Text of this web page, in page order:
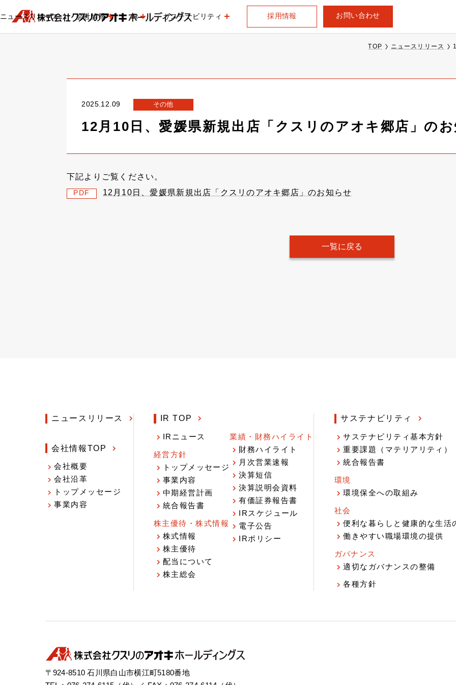
ニュースリリース 会社情報 IR サステナビリティ 採用情報 お問い合わせ
TOP ニュースリリース
2025.12.09 その他
12月10日、愛媛県新規出店「クスリのアオキ郷店」の
下記よりご覧ください。
PDF 12月10日、愛媛県新規出店「クスリのアオキ郷店」のお知らせ
一覧に戻る
ニュースリリース
会社情報TOP
会社概要
会社沿革
トップメッセージ
事業内容
IR TOP
IRニュース
経営方針
トップメッセージ
事業内容
中期経営計画
統合報告書
株主優待・株式情報
株式情報
株主優待
配当について
株主総会
業績・財務ハイライト
財務ハイライト
月次営業速報
決算短信
決算説明会資料
有価証券報告書
IRスケジュール
電子公告
IRポリシー
サステナビリティ
サステナビリティ基本方針
重要課題（マテリアリティ）
統合報告書
環境
環境保全への取組み
社会
便利な暮らしと健康的な生活
働きやすい職場環境の提供
ガバナンス
適切なガバナンスの整備
各種方針
〒924-8510 石川県白山市横江町5180番地